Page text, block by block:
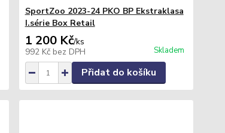
SportZoo 2023-24 PKO BP Ekstraklasa
I.série Box Retail
1 200 Kč/ks
992 Kč bez DPH Skladem
Přidat do košíku